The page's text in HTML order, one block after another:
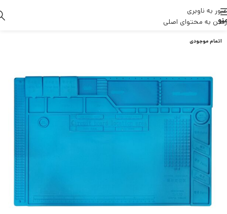
عبور به ناوبری
رفتن به محتوای اصلی
اتمام موجودی